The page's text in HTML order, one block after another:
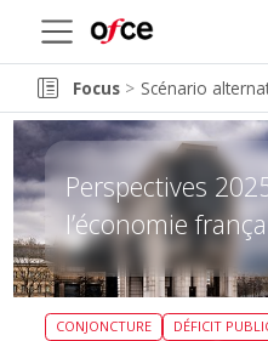
Focus Scénario
Perspectives
l’économie
CONJONCTURE DÉFICIT